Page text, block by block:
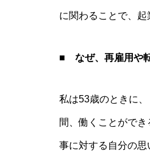
に関わることで、起
■ なぜ、再雇用や
私は53歳のときに
間、働くことがで
事に対する自分の